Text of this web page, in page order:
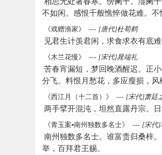
不如闲。感恨千般憔悴做花难。不
《戏赠渔家》 --- [唐代]杜荀鹤
见君生计羡君闲，求食求衣有底
《木兰花慢》 --- [宋代]晁端礼
苦春宵漏短，梦回晚酒醒迟。正
分飞。料恨月愁花，多应瘦损，
《西江月（十二首）》 --- [宋代]萧廷
两手擘开混沌，坦然直露丹宗。
《青玉案▪南州独数多名士》 --- [宋代]
南州独数多名士。谁富贵归桑梓
举，百拜君王赐。